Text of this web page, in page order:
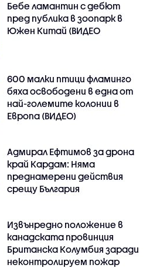
Бебе ламантин с дебют
пред публика в зоопарк в
Южен Китай (ВИДЕО
600 малки птици фламинго
бяха освободени в една от
най-големите колонии в
Европа (ВИДЕО)
Адмирал Ефтимов за дрона
край Кардам: Няма
преднамерени действия
срещу България
Извънредно положение в
канадската провинция
Британска Колумбия заради
неконтролируем пожар